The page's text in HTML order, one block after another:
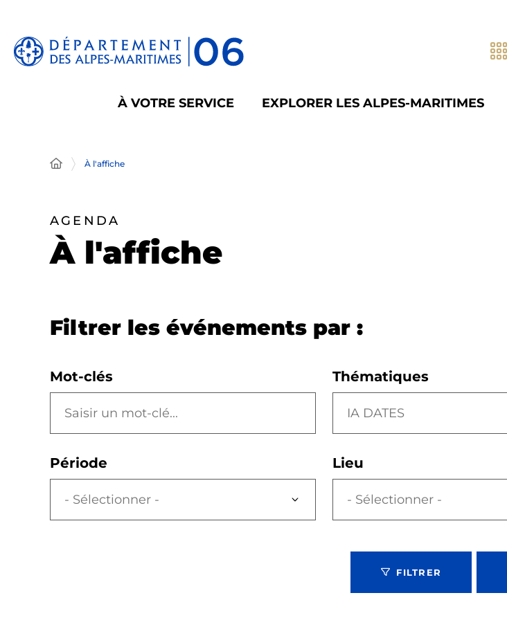
À VOTRE SERVICE EXPLORER LES ALPES-MARITIMES
À l'affiche
AGENDA
À l'affiche
Filtrer les événements par :
Mot-clés Thématiques
IA DATES
Période Lieu
FILTRER